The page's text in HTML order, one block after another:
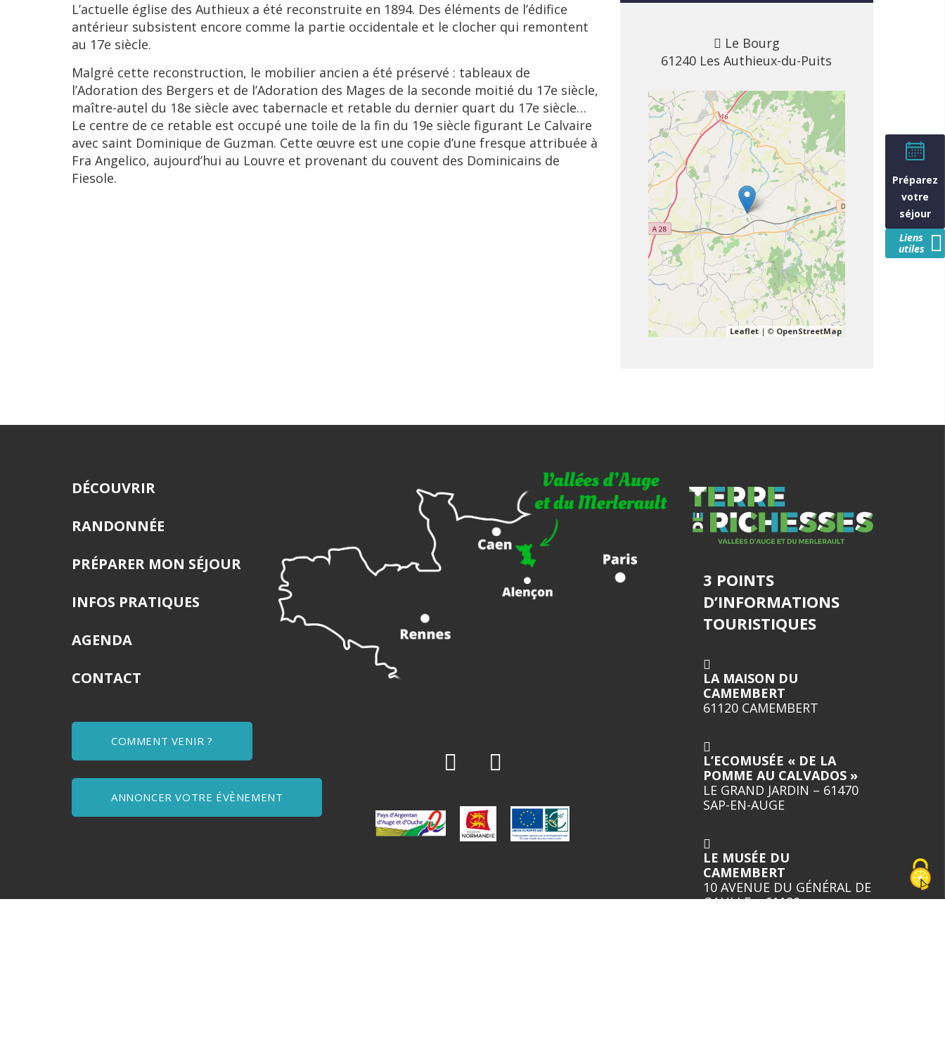
L’actuelle église des Authieux a été reconstruite en 1894. Des éléments de l’édifice
antérieur subsistent encore comme la partie occidentale et le clocher qui remontent
au 17e siècle.
Malgré cette reconstruction, le mobilier ancien a été préservé : tableaux de
l’Adoration des Bergers et de l’Adoration des Mages de la seconde moitié du 17e siècle,
maître-autel du 18e siècle avec tabernacle et retable du dernier quart du 17e siècle…
Le centre de ce retable est occupé une toile de la fin du 19e siècle figurant Le Calvaire
avec saint Dominique de Guzman. Cette œuvre est une copie d’une fresque attribuée à
Fra Angelico, aujourd’hui au Louvre et provenant du couvent des Dominicains de
Fiesole.
Le Bourg
61240 Les Authieux-du-Puits
Leaflet| © OpenStreetMap
DÉCOUVRIR
RANDONNÉE
PRÉPARER MON SÉJOUR
INFOS PRATIQUES
AGENDA
CONTACT
COMMENT VENIR ?
ANNONCER VOTRE ÉVÈNEMENT
3 POINTS
D’INFORMATIONS
TOURISTIQUES
LA MAISON DU
CAMEMBERT
61120 CAMEMBERT
L’ECOMUSÉE « DE LA
POMME AU CALVADOS »
LE GRAND JARDIN – 61470
SAP-EN-AUGE
LE MUSÉE DU
CAMEMBERT
10 AVENUE DU GÉNÉRAL DE
GAULLE – 61120
Préparez
votre
séjour
Liens
utiles